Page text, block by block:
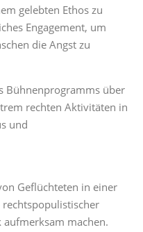
gelebten Ethos zu
Engagement, um
die Angst zu
Bühnenprogramms über
rechten Aktivitäten in
und
Geflüchteten in einer
machen.